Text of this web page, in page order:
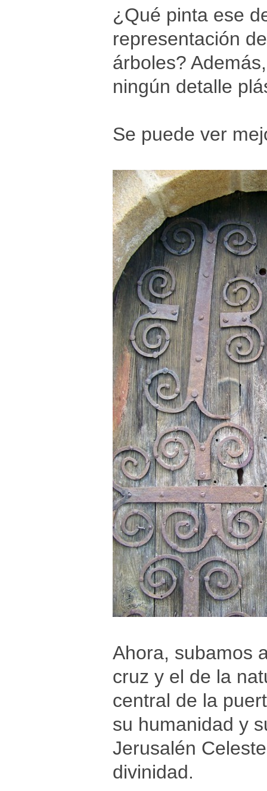
¿Qué pinta ese
representación
árboles?
ningún detalle
Se puede ver
Ahora, subamos
cruz y el de la
central de la
su humanidad y
Jerusalén
divinidad.